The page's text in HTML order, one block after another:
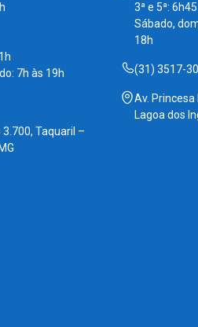
7h às 19h
3.700, Taquaril –
3ª e 5ª:
Sábado,
18h
(31) 3517-
Av.
Lagoa dos